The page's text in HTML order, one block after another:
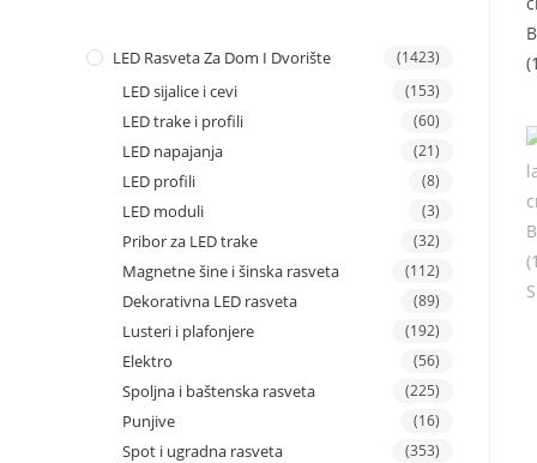
LED Rasveta Za Dom I Dvorište (1423)
LED sijalice i cevi (153)
LED trake i profili (60)
LED napajanja (21)
LED profili (8)
LED moduli (3)
Pribor za LED trake (32)
Magnetne šine i šinska rasveta (112)
Dekorativna LED rasveta (89)
Lusteri i plafonjere (192)
Elektro (56)
Spoljna i baštenska rasveta (225)
Punjive (16)
Spot i ugradna rasveta (353)